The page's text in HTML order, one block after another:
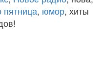
пятница, юмор, хиты